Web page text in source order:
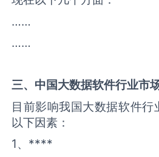
……
……
三、中国大数据软件行业市
目前影响我国大数据软件
以下因素：
1、****